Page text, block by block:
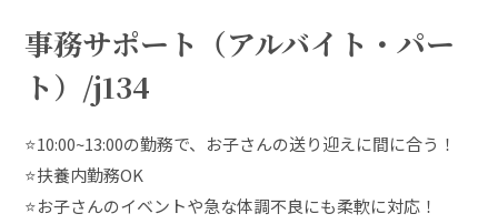
事務サポート（アルバイト・パー
ト）/j134
⭐10:00~13:00の勤務で、お子さんの送り迎えに間に合う！
⭐扶養内勤務OK
⭐お子さんのイベントや急な体調不良にも柔軟に対応！